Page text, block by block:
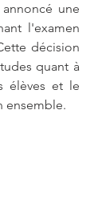
une
l'examen
décision
quant à
élèves et le
ensemble.